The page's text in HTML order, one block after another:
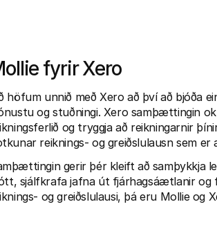
fyrir Xero
höfum unnið með Xero að því að bjóða
og stuðningi. Xero samþættingin
og tryggja að reikningarnir
reiknings- og greiðslulausn sem er
gerir þér kleift að samþykkja
sjálfkrafa jafna út fjárhagsáætlanir og
og greiðslulausi, þá eru Mollie og